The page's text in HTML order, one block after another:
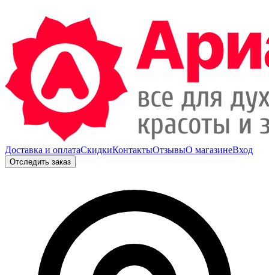
Доставка и оплатаСкидкиКонтактыОтзывыО магазинеВход
Отследить заказ